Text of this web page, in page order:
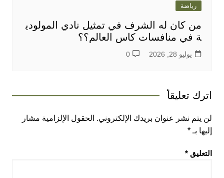
رياضة
من كان له الشرف في تمثيل نادي المولودي
ة في منافسات كاس العالم؟؟
يوليو 28, 2026 0
اترك تعليقاً
لن يتم نشر عنوان بريدك الإلكتروني. الحقول الإلزامية مشار
إليها بـ*
التعليق *